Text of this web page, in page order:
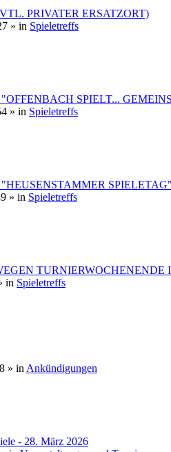
PRIVATER ERSATZORT)
» in Spieletreffs
SPIELT...
» in Spieletreffs
» in Spieletreffs
in Spieletreffs
» in Ankündigungen
- 28. März 2026